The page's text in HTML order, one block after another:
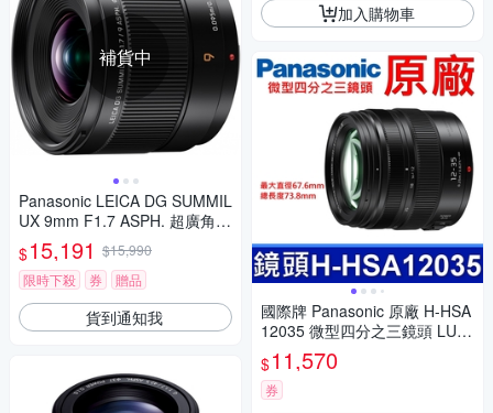
補貨中
Panasonic LEICA DG SUMMIL
UX 9mm F1.7 ASPH. 超廣角
定焦鏡頭 公司貨 H-X09GC
$15,191 $15,990
限時下殺
券 贈品
貨到通知我
加入購物車
國際牌 Panasonic 原廠 H-HSA
12035 微型四分之三鏡頭 LUMI
X G X VARIO 12-35mm 相機
$11,570
券